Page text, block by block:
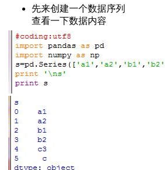
迭代
算
先来创建一个数据序列
查看一下数据内容